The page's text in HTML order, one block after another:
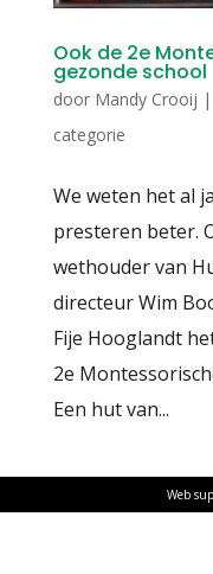
Ook de 2e
gezonde school
door Mandy Crooij |
categorie
We weten het al
presteren beter.
wethouder van
directeur Wim
Fije Hooglandt
2e
Een hut van...
Web